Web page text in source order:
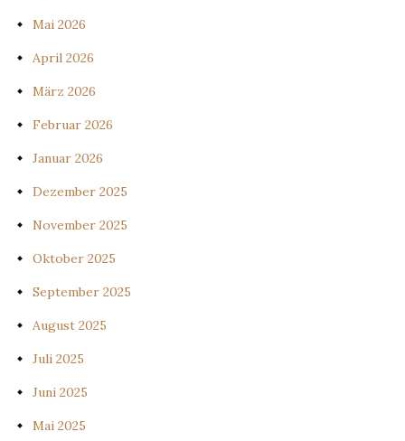
Mai 2026
April 2026
März 2026
Februar 2026
Januar 2026
Dezember 2025
November 2025
Oktober 2025
September 2025
August 2025
Juli 2025
Juni 2025
Mai 2025